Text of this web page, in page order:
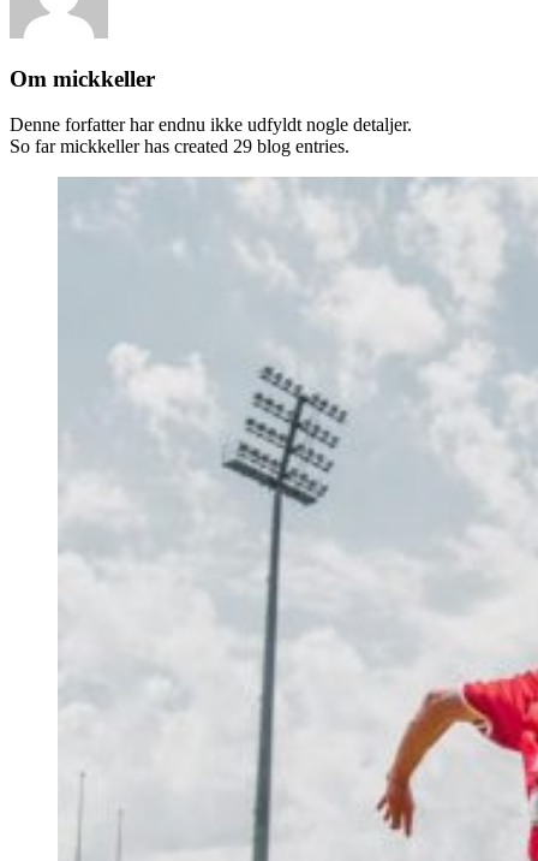
Om mickkeller
Denne forfatter har endnu ikke udfyldt nogle detaljer.
So far mickkeller has created 29 blog entries.